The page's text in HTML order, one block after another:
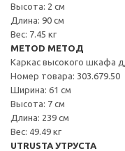
Высота: 2 см
Длина: 90 см
Вес: 7.45 кг
METOD МЕТОД
Каркас высокого шкафа
Номер товара: 303.679.50
Ширина: 61 см
Высота: 7 см
Длина: 239 см
Вес: 49.49 кг
UTRUSTA УТРУСТА